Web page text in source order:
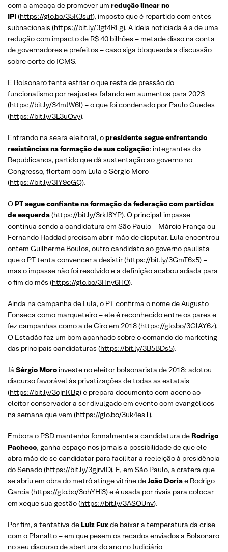
com a ameaça de promover um redução linear no
IPI(https://glo.bo/35K3suf), imposto que é repartido com entes
subnacionais (https://bit.ly/3gf4RLg). A ideia noticiada é a de uma
redução com impacto de R$ 40 bilhões – metade disso na conta
de governadores e prefeitos – caso siga bloqueada a discussão
sobre corte do ICMS.
E Bolsonaro tenta esfriar o que resta de pressão do
funcionalismo por reajustes falando em aumentos para 2023
(https://bit.ly/34mJW6l) – o que foi condenado por Paulo Guedes
(https://bit.ly/3L3uOvy).
Entrando na seara eleitoral, opresidente segue enfrentando
resistências na formação de sua coligação: integrantes do
Republicanos, partido que dá sustentação ao governo no
Congresso, flertam com Lula e Sérgio Moro
(https://bit.ly/3IY9eGQ).
O PT segue confiante na formação da federação com partidos
de esquerda(https://bit.ly/3rkJ8YP). O principal impasse
continua sendo a candidatura em São Paulo – Márcio França ou
Fernando Haddad precisam abrir mão de disputar. Lula encontrou
ontem Guilherme Boulos, outro candidato ao governo paulista
que o PT tenta convencer a desistir (https://bit.ly/3GmT6x5) –
mas o impasse não foi resolvido e a definição acabou adiada para
o fim do mês (https://glo.bo/3Hny6HO).
Ainda na campanha de Lula, o PT confirma o nome de Augusto
Fonseca como marqueteiro – ele é reconhecido entre os pares e
fez campanhas como a de Ciro em 2018 (https://glo.bo/3GlAY6z).
O Estadão faz um bom apanhado sobre o comando do marketing
das principais candidaturas (https://bit.ly/3B5BDs5).
Já Sérgio Moro investe no eleitor bolsonarista de 2018: adotou
discurso favorável às privatizações de todas as estatais
(https://bit.ly/3ojnKBg) e prepara documento com aceno ao
eleitor conservador a ser divulgado em evento com evangélicos
na semana que vem (https://glo.bo/3uk4es1).
Embora o PSD mantenha formalmente a candidatura de Rodrigo
Pacheco, ganha espaço nos jornais a possibilidade de que ele
abra mão de se candidatar para facilitar a reeleição à presidência
do Senado (https://bit.ly/3gjrvlD). E, em São Paulo, a cratera que
se abriu em obra do metrô atinge vitrine deJoão Doriae Rodrigo
Garcia (https://glo.bo/3ohYHi3) e é usada por rivais para colocar
em xeque sua gestão (https://bit.ly/3ASOUnv).
Por fim, a tentativa de Luiz Fuxde baixar a temperatura da crise
com o Planalto – em que pesem os recados enviados a Bolsonaro
no seu discurso de abertura do ano no Judiciário